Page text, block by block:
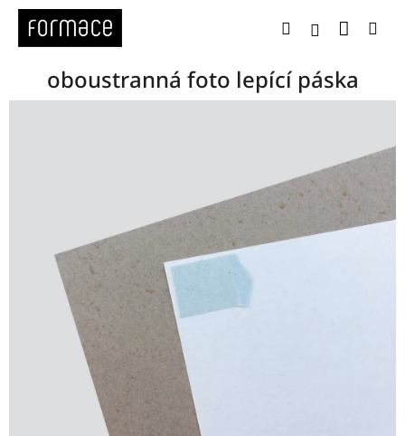
Přejít
obsah
HledatPřihlášení
oboustranná foto lepící páska